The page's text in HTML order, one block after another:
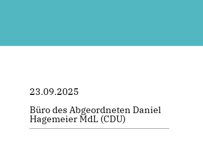
23.09.2025
Büro des Abgeordneten Daniel
Hagemeier MdL (CDU)